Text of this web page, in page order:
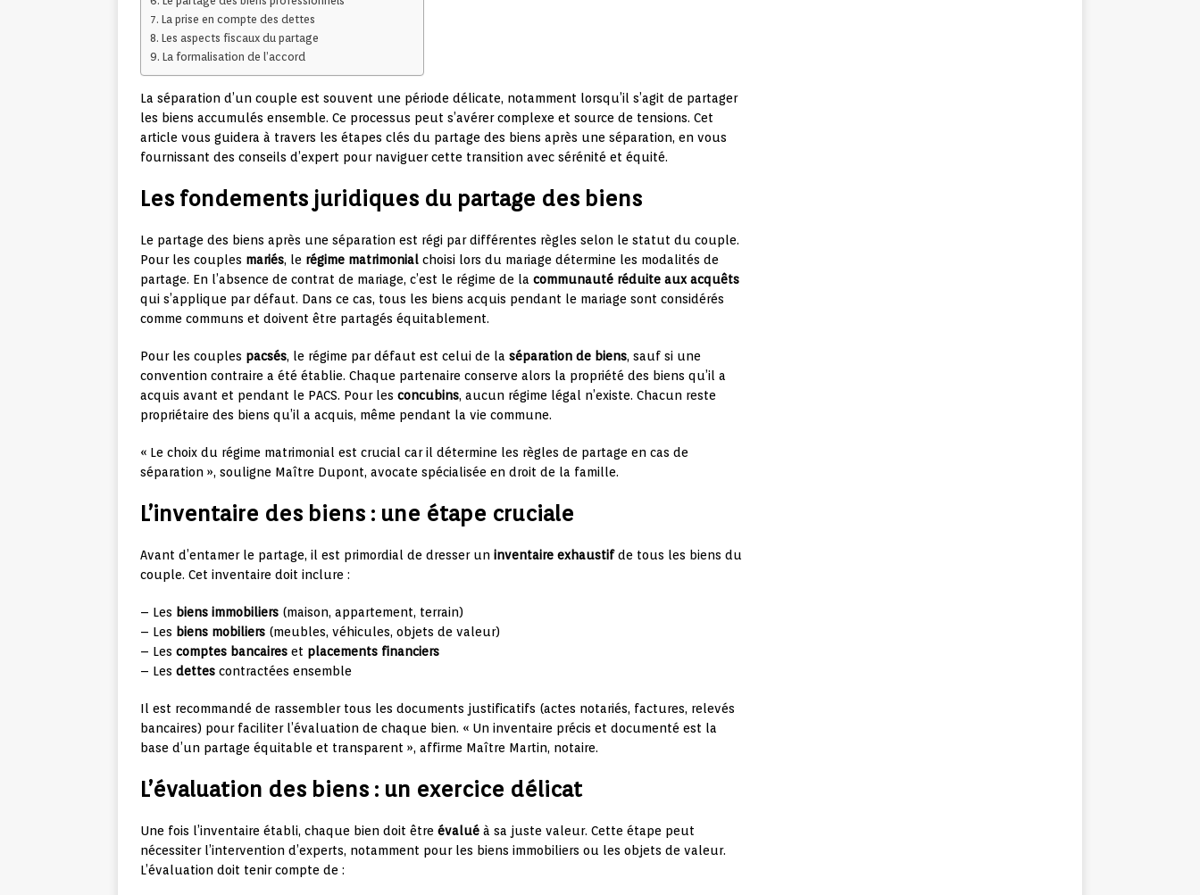
La prise en compte des dettes
Les aspects fiscaux du partage
La formalisation de l’accord
La séparation d’un couple est souvent une période délicate, notamment lorsqu’il s’agit de partager
les biens accumulés ensemble. Ce processus peut s’avérer complexe et source de tensions. Cet
article vous guidera à travers les étapes clés du partage des biens après une séparation, en vous
fournissant des conseils d’expert pour naviguer cette transition avec sérénité et équité.
Les fondements juridiques du partage des biens
Le partage des biens après une séparation est régi par différentes règles selon le statut du couple.
Pour les couples mariés, le régime matrimonial choisi lors du mariage détermine les modalités de
partage. En l’absence de contrat de mariage, c’est le régime de la communauté réduite aux acquêts
qui s’applique par défaut. Dans ce cas, tous les biens acquis pendant le mariage sont considérés
comme communs et doivent être partagés équitablement.
Pour les couples pacsés, le régime par défaut est celui de la séparation de biens, sauf si une
convention contraire a été établie. Chaque partenaire conserve alors la propriété des biens qu’il a
acquis avant et pendant le PACS. Pour les concubins, aucun régime légal n’existe. Chacun reste
propriétaire des biens qu’il a acquis, même pendant la vie commune.
« Le choix du régime matrimonial est crucial car il détermine les règles de partage en cas de
séparation », souligne Maître Dupont, avocate spécialisée en droit de la famille.
L’inventaire des biens : une étape cruciale
Avant d’entamer le partage, il est primordial de dresser un inventaire exhaustifde tous les biens du
couple. Cet inventaire doit inclure :
– Les biens immobiliers (maison, appartement, terrain)
– Les biens mobiliers (meubles, véhicules, objets de valeur)
– Les comptes bancaires et placements financiers
– Les dettes contractées ensemble
Il est recommandé de rassembler tous les documents justificatifs (actes notariés, factures, relevés
bancaires) pour faciliter l’évaluation de chaque bien. « Un inventaire précis et documenté est la
base d’un partage équitable et transparent », affirme Maître Martin, notaire.
L’évaluation des biens : un exercice délicat
Une fois l’inventaire établi, chaque bien doit être évalué à sa juste valeur. Cette étape peut
nécessiter l’intervention d’experts, notamment pour les biens immobiliers ou les objets de valeur.
L’évaluation doit tenir compte de :